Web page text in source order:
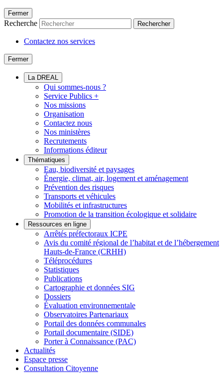
Fermer
Recherche Rechercher
Contactez nos services
Fermer
La DREAL
Qui sommes-nous ?
Service Publics +
Nos missions
Organisation
Contactez nous
Nos ministères
Recrutements
Informations éditeur
Thématiques
Eau, biodiversité et paysages
Énergie, climat, air, logement et aménagement
Prévention des risques
Transports et véhicules
Mobilités et infrastructures
Promotion de la transition écologique et solidaire
Ressources en ligne
Arrêtés préfectoraux ICPE
Avis du comité régional de l’habitat et de l’hébergement
Hauts-de-France (CRHH)
Téléprocédures
Statistiques
Publications
Cartographie et données SIG
Dossiers
Évaluation environnementale
Observatoires Partenariaux
Portail des données communales
Portail documentaire (SIDE)
Porter à Connaissance (PAC)
Actualités
Espace presse
Consultation Citoyenne